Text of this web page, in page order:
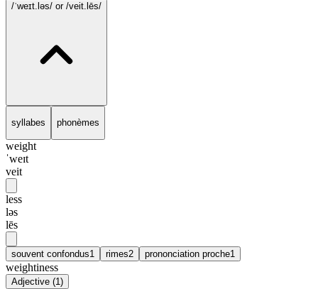
/ˈweɪt.ləs/ or /veit.lēs/
syllabes phonèmes
weight
ˈweɪt
veit
less
ləs
lēs
souvent confondus1 rimes2 prononciation proche1
weightiness
Adjective (1)